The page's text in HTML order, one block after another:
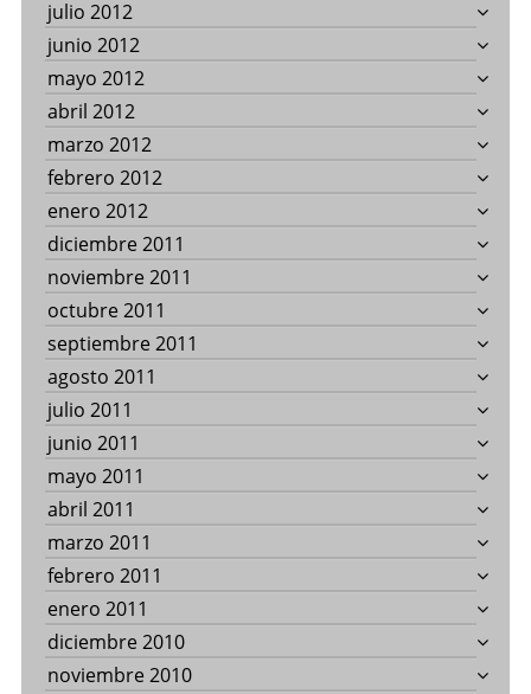
julio 2012
junio 2012
mayo 2012
abril 2012
marzo 2012
febrero 2012
enero 2012
diciembre 2011
noviembre 2011
octubre 2011
septiembre 2011
agosto 2011
julio 2011
junio 2011
mayo 2011
abril 2011
marzo 2011
febrero 2011
enero 2011
diciembre 2010
noviembre 2010